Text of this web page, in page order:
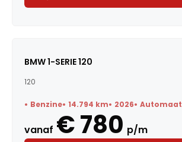
BMW 1-SERIE 120
120
Benzine 14.794 km 2026 Automaat
vanaf € 780 p/m